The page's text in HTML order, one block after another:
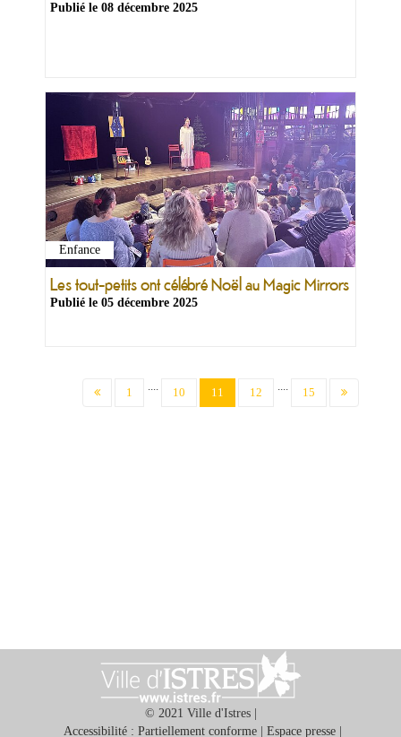
Publié le 08 décembre 2025
Enfance
Les tout-petits ont célébré Noël au Magic Mirrors
Publié le 05 décembre 2025
1 .... 10 11 (current)
12 .... 15
© 2021 Ville d'Istres |
Accessibilité : Partiellement conforme| Espace presse|